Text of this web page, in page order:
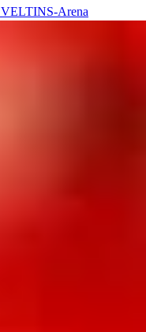
VELTINS-Arena